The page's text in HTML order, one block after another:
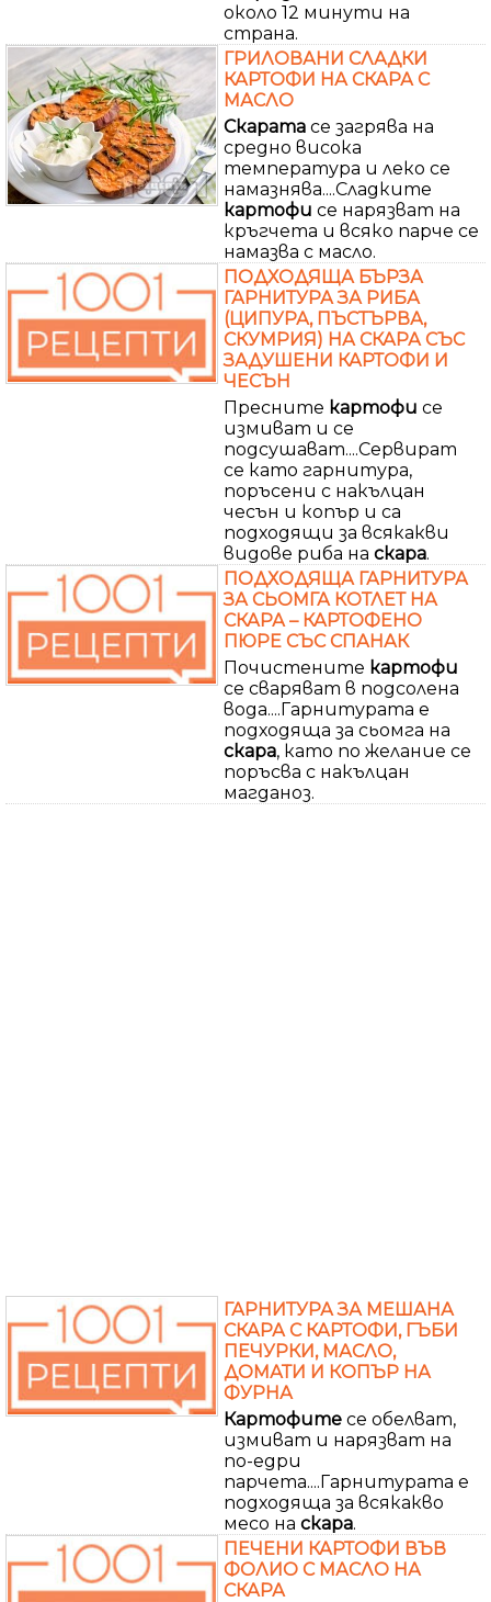
около 12 минути на
страна.
ГРИЛОВАНИ СЛАДКИ
КАРТОФИ НА СКАРА С
МАСЛО
Скарата се загрява на
средно висока
температура и леко се
намазнява....Сладките
картофи се нарязват на
кръгчета и всяко парче се
намазва с масло.
ПОДХОДЯЩА БЪРЗА
ГАРНИТУРА ЗА РИБА
(ЦИПУРА, ПЪСТЪРВА,
СКУМРИЯ) НА СКАРА СЪС
ЗАДУШЕНИ КАРТОФИ И
ЧЕСЪН
Пресните картофи се
измиват и се
подсушават....Сервират
се като гарнитура,
поръсени с накълцан
чесън и копър и са
подходящи за всякакви
видове риба на скара.
ПОДХОДЯЩА ГАРНИТУРА
ЗА СЬОМГА КОТЛЕТ НА
СКАРА – КАРТОФЕНО
ПЮРЕ СЪС СПАНАК
Почистените картофи
се сваряват в подсолена
вода....Гарнитурата е
подходяща за сьомга на
скара, като по желание се
поръсва с накълцан
магданоз.
ГАРНИТУРА ЗА МЕШАНА
СКАРА С КАРТОФИ, ГЪБИ
ПЕЧУРКИ, МАСЛО,
ДОМАТИ И КОПЪР НА
ФУРНА
Картофите се обелват,
измиват и нарязват на
по-едри
парчета....Гарнитурата е
подходяща за всякакво
месо на скара.
ПЕЧЕНИ КАРТОФИ ВЪВ
ФОЛИО С МАСЛО НА
СКАРА